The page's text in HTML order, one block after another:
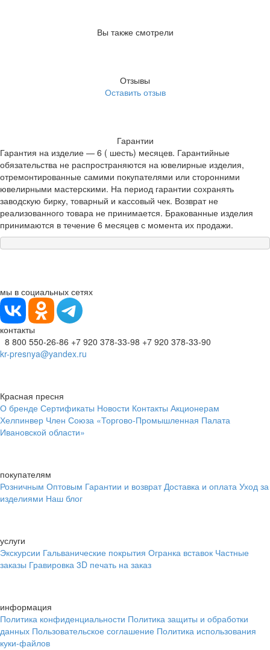
Вы также смотрели
Отзывы
Оставить отзыв
Гарантии
Гарантия на изделие — 6 ( шесть) месяцев. Гарантийные
обязательства не распространяются на ювелирные изделия,
отремонтированные самими покупателями или сторонними
ювелирными мастерскими. На период гарантии сохранять
заводскую бирку, товарный и кассовый чек. Возврат не
реализованного товара не принимается. Бракованные изделия
принимаются в течение 6 месяцев с момента их продажи.
мы в социальных сетях
контакты
8 800 550-26-86 +7 920 378-33-98 +7 920 378-33-90
kr-presnya@yandex.ru
Красная пресня
О бренде Сертификаты Новости Контакты Акционерам
Хелпинвер Член Союза «Торгово-Промышленная Палата
Ивановской области»
покупателям
Розничным Оптовым Гарантии и возврат Доставка и оплата Уход за
изделиями Наш блог
услуги
Экскурсии Гальванические покрытия Огранка вставок Частные
заказы Гравировка 3D печать на заказ
информация
Политика конфиденциальности Политика защиты и обработки
данных Пользовательское соглашение Политика использования
куки-файлов